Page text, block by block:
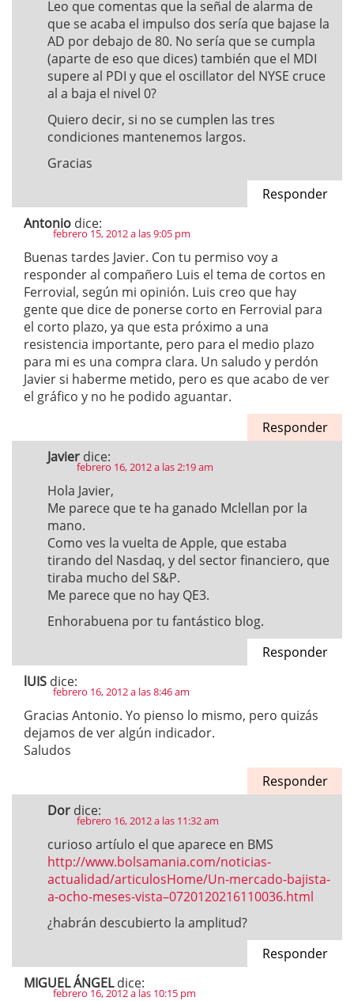
Leo que comentas que la señal de alarma de
que se acaba el impulso dos sería que bajase la
AD por debajo de 80. No sería que se cumpla
(aparte de eso que dices) también que el MDI
supere al PDI y que el oscillator del NYSE cruce
al a baja el nivel 0?
Quiero decir, si no se cumplen las tres
condiciones mantenemos largos.
Gracias
Responder
Antonio dice:
febrero 15, 2012 a las 9:05 pm
Buenas tardes Javier. Con tu permiso voy a
responder al compañero Luis el tema de cortos en
Ferrovial, según mi opinión. Luis creo que hay
gente que dice de ponerse corto en Ferrovial para
el corto plazo, ya que esta próximo a una
resistencia importante, pero para el medio plazo
para mi es una compra clara. Un saludo y perdón
Javier si haberme metido, pero es que acabo de ver
el gráfico y no he podido aguantar.
Responder
Javier dice:
febrero 16, 2012 a las 2:19 am
Hola Javier,
Me parece que te ha ganado Mclellan por la
mano.
Como ves la vuelta de Apple, que estaba
tirando del Nasdaq, y del sector financiero, que
tiraba mucho del S&P.
Me parece que no hay QE3.
Enhorabuena por tu fantástico blog.
Responder
lUIS dice:
febrero 16, 2012 a las 8:46 am
Gracias Antonio. Yo pienso lo mismo, pero quizás
dejamos de ver algún indicador.
Saludos
Responder
Dor dice:
febrero 16, 2012 a las 11:32 am
curioso artíulo el que aparece en BMS
http://www.bolsamania.com/noticias-
actualidad/articulosHome/Un-mercado-bajista-
a-ocho-meses-vista–0720120216110036.html
¿habrán descubierto la amplitud?
Responder
MIGUEL ÁNGEL dice:
febrero 16, 2012 a las 10:15 pm